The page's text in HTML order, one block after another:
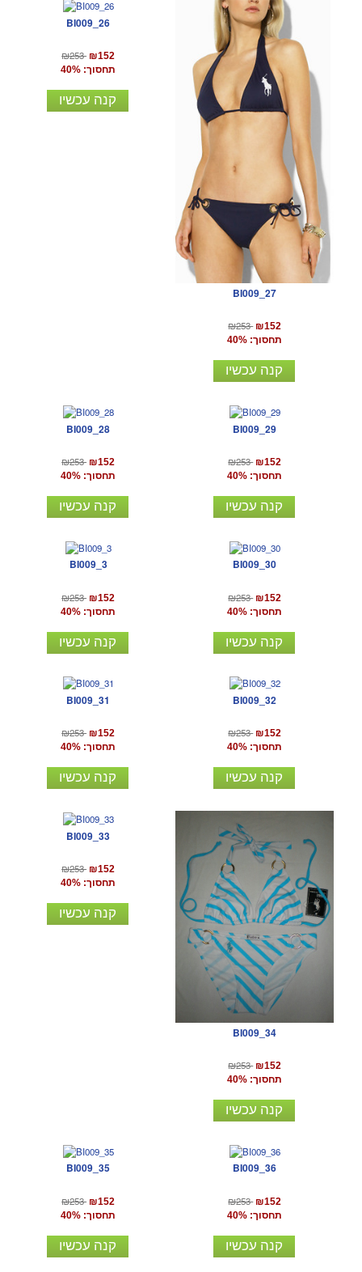
BI009_26
₪253 ₪152
תחסוך: 40%
קנה עכשיו
BI009_27
₪253 ₪152
תחסוך: 40%
קנה עכשיו
BI009_28
₪253 ₪152
תחסוך: 40%
קנה עכשיו
BI009_29
₪253 ₪152
תחסוך: 40%
קנה עכשיו
BI009_3
₪253 ₪152
תחסוך: 40%
קנה עכשיו
BI009_30
₪253 ₪152
תחסוך: 40%
קנה עכשיו
BI009_31
₪253 ₪152
תחסוך: 40%
קנה עכשיו
BI009_32
₪253 ₪152
תחסוך: 40%
קנה עכשיו
BI009_33
₪253 ₪152
תחסוך: 40%
קנה עכשיו
BI009_34
₪253 ₪152
תחסוך: 40%
קנה עכשיו
BI009_35
₪253 ₪152
תחסוך: 40%
קנה עכשיו
BI009_36
₪253 ₪152
תחסוך: 40%
קנה עכשיו